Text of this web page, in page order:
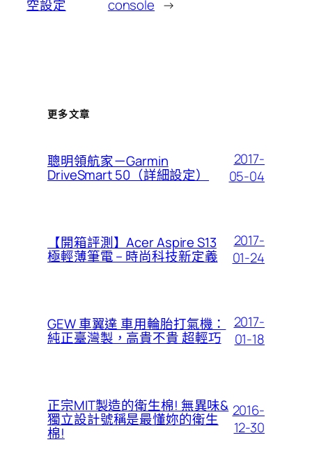
空設定 console →
更多文章
聰明領航家－Garmin
DriveSmart 50（詳細設定）
2017-
05-04
【開箱評測】Acer Aspire S13
極輕薄筆電 – 時尚科技新定義
2017-
01-24
GEW 車翼達 車用輪胎打氣機：
純正臺灣製，高貴不貴 超輕巧
2017-
01-18
正宗MIT製造的衛生棉! 無異味&
獨立設計號稱是最懂妳的衛生
棉!
2016-
12-30